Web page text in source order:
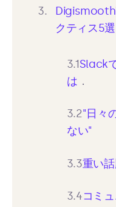
クティス5選
3.1Slack
は ．
3.2"日々
ない"
3.3重い
3.4コミ